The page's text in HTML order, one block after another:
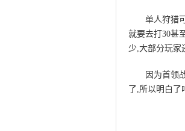
单人狩猎
就要去打30甚
少,大部分玩家
因为首领
了,所以明白了